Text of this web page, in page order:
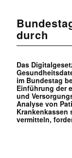
durch
Das
im Bundestag
Einführung der
und
Analyse von
Krankenkassen
vermitteln,